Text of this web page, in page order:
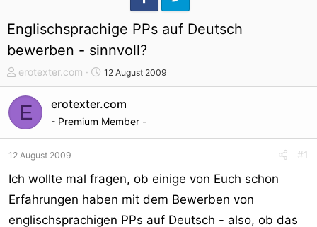
Englischsprachige PPs auf Deutsch
bewerben - sinnvoll?
T
h
e
m
e
s
t
t
erotexter.com
S
t
a
t
u
m
12 August 2009
E erotexter.com
- Premium Member -
12 August 2009 #1
Ich wollte mal fragen, ob einige von Euch schon
Erfahrungen haben mit dem Bewerben von
englischsprachigen PPs auf Deutsch - also, ob das